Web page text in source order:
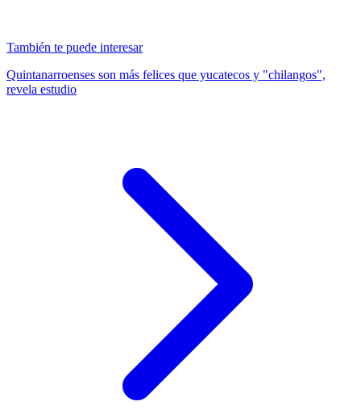
También te puede interesar
Quintanarroenses son más felices que yucatecos y "chilangos",
revela estudio